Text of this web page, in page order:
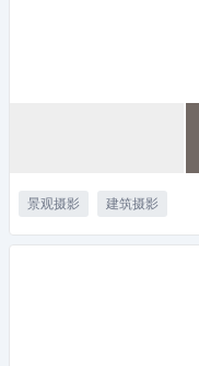
景观摄影 建筑摄影